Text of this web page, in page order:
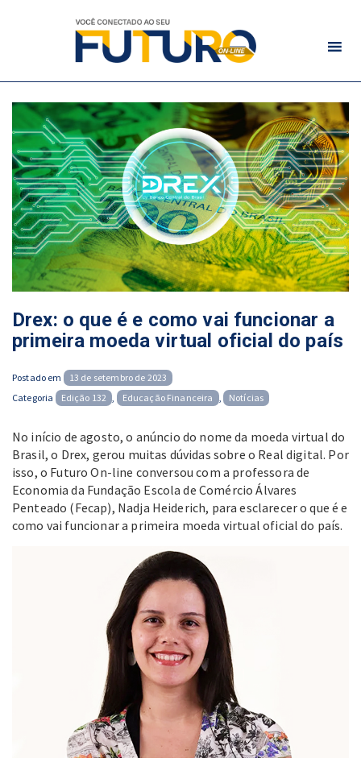
Drex: o que é e como vai funcionar a
primeira moeda virtual oficial do país
Postado em Posted
on
13 de setembro de 2023
Categoria
Edição 132 , Educação Financeira , Notícias
No início de agosto, o anúncio do nome da moeda virtual do
Brasil, o Drex, gerou muitas dúvidas sobre o Real digital. Por
isso, o Futuro On-line conversou com a professora de
Economia da Fundação Escola de Comércio Álvares
Penteado (Fecap), Nadja Heiderich, para esclarecer o que é e
como vai funcionar a primeira moeda virtual oficial do país.